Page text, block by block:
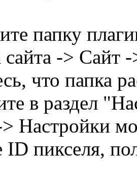
папку
сайта -> Сайт
что папка
в раздел
Настройки
ID пикселя,